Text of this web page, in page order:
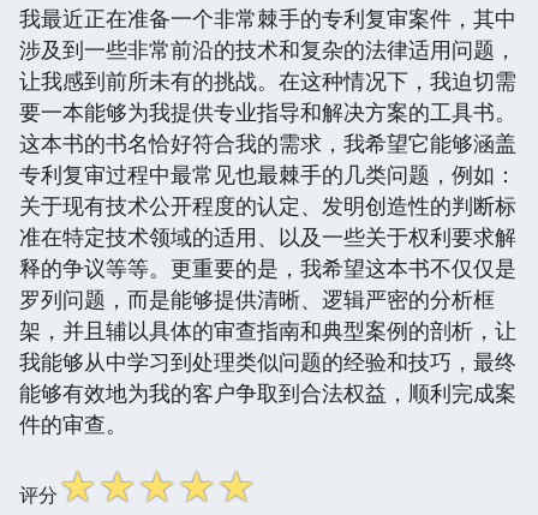
我最近正在准备一个非常棘手的专利复审案件，其中
涉及到一些非常前沿的技术和复杂的法律适用问题，
让我感到前所未有的挑战。在这种情况下，我迫切需
要一本能够为我提供专业指导和解决方案的工具书。
这本书的书名恰好符合我的需求，我希望它能够涵盖
专利复审过程中最常见也最棘手的几类问题，例如：
关于现有技术公开程度的认定、发明创造性的判断标
准在特定技术领域的适用、以及一些关于权利要求解
释的争议等等。更重要的是，我希望这本书不仅仅是
罗列问题，而是能够提供清晰、逻辑严密的分析框
架，并且辅以具体的审查指南和典型案例的剖析，让
我能够从中学习到处理类似问题的经验和技巧，最终
能够有效地为我的客户争取到合法权益，顺利完成案
件的审查。
评分☆☆☆☆☆